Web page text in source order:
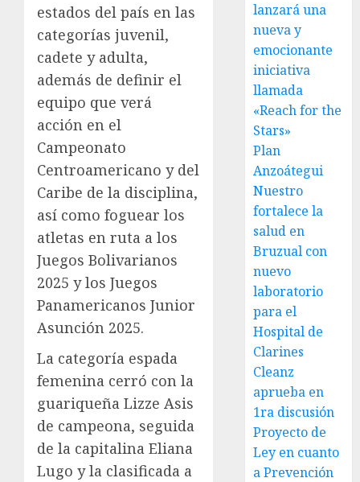
estados del país en las
categorías juvenil,
cadete y adulta,
además de definir el
equipo que verá
acción en el
Campeonato
Centroamericano y del
Caribe de la disciplina,
así como foguear los
atletas en ruta a los
Juegos Bolivarianos
2025 y los Juegos
Panamericanos Junior
Asunción 2025.
La categoría espada
femenina cerró con la
guariqueña Lizze Asis
de campeona, seguida
de la capitalina Eliana
Lugo y la clasificada a
lanzará una
nueva y
emocionante
iniciativa
llamada
«Reach for the
Stars»
Plan
Anzoátegui
Nuestro
fortalece la
salud en
Bruzual con
nuevo
laboratorio
para el
Hospital de
Clarines
Cleanz
aprueba en
1ra discusión
Proyecto de
Ley en cuanto
a Prevención